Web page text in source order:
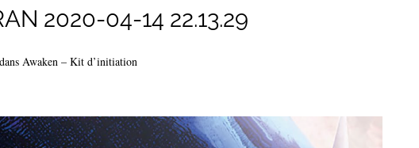
2020-04-14 22.13.29
dans Awaken – Kit d’initiation